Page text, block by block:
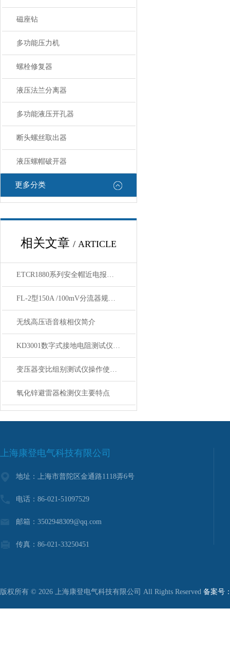
磁座钻
多功能压力机
螺栓修复器
液压法兰分离器
多功能液压开孔器
断头螺丝取出器
液压螺帽破开器
更多分类
相关文章 / ARTICLE
ETCR1880系列安全帽近电报警器 技术参数
FL-2型150A /100mV分流器规格书
无线高压语音核相仪简介
KD3001数字式接地电阻测试仪操作指南
变压器变比组别测试仪操作使用方法
氧化锌避雷器检测仪主要特点
上海康登电气科技有限公司
地址：上海市普陀区金通路1118弄6号
电话：86-021-51097529
邮箱：3502948309@qq.com
传真：86-021-33250451
版权所有 © 2026 上海康登电气科技有限公司 All Rights Reserved 备案号